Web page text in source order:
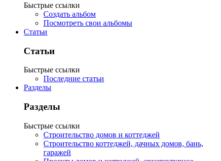
Быстрые ссылки
Создать альбом
Посмотреть свои альбомы
Статьи
Статьи
Быстрые ссылки
Последние статьи
Разделы
Разделы
Быстрые ссылки
Строительство домов и коттеджей
Строительство коттеджей, дачных домов, бань,
гаражей